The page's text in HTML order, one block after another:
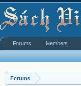
Forums
Forums Members